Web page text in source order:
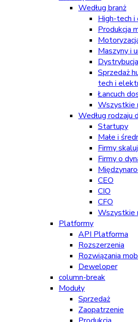
Według branż
High-tech
Produkcja
Maszyny i
Sprzedaż
tech i
Łancuch
Wszystkie
Według rodzaju
Startupy
Małe i
Firmy
Firmy o
CEO
CIO
CFO
Wszystkie
Platformy
API Platforma
Rozszerzenia
Rozwiązania
Deweloper
column-break
Moduły
Sprzedaż
Zaopatrzenie